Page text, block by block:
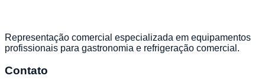
Representação comercial especializada em equipamentos
profissionais para gastronomia e refrigeração comercial.
Contato